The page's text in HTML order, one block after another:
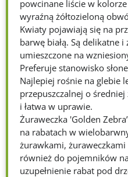
powcinane liście w
wyraźną żółtozieloną
Kwiaty pojawiają się na
barwę białą. Są delikatne
umieszczone na
Preferuje stanowisko
Najlepiej rośnie na glebie
przepuszczalnej o
i łatwa w uprawie.
Żuraweczka 'Golden
na rabatach w
żurawkami,
również do pojemników
uzupełnienie rabat pod